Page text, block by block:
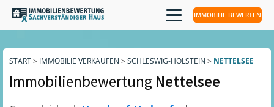
IMMOBILIE BEWERTEN
START> IMMOBILIE VERKAUFEN > SCHLESWIG-HOLSTEIN > NETTELSEE
Immobilienbewertung Nettelsee